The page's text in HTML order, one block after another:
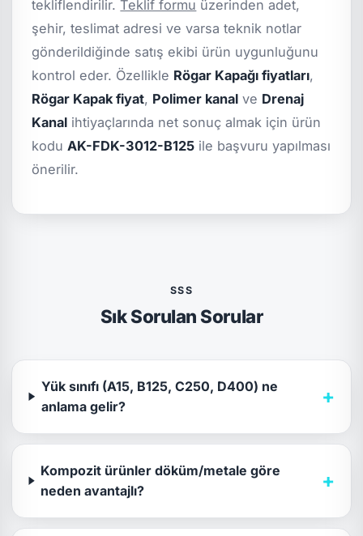
tekliflendirilir.Teklif formu üzerinden adet,
şehir, teslimat adresi ve varsa teknik notlar
gönderildiğinde satış ekibi ürün uygunluğunu
kontrol eder. Özellikle Rögar Kapağı fiyatları,
Rögar Kapak fiyat, Polimer kanal ve Drenaj
Kanal ihtiyaçlarında net sonuç almak için ürün
kodu AK-FDK-3012-B125 ile başvuru yapılması
önerilir.
SSS
Sık Sorulan Sorular
Yük sınıfı (A15, B125, C250, D400) ne
anlama gelir?
+
Kompozit ürünler döküm/metale göre
neden avantajlı?
+